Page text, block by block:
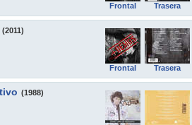
Frontal Trasera
(2011)
Frontal Trasera
(1988)